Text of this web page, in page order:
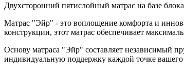
Двухсторонний пятислойный матрас на базе
Матрас "Эйр" - это воплощение комфорта и
конструкции, этот матрас обеспечивает
Основу матраса "Эйр" составляет независимый
индивидуальную поддержку каждой точке